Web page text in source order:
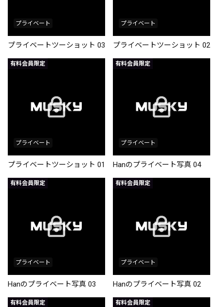
プライベート
プライベートツーショット 03
プライベート
プライベートツーショット 02
有料会員限定
プライベート
プライベートツーショット 01
有料会員限定
プライベート
Hanのプライベート写真 04
有料会員限定
プライベート
Hanのプライベート写真 03
有料会員限定
プライベート
Hanのプライベート写真 02
有料会員限定 有料会員限定